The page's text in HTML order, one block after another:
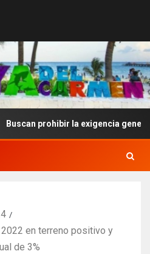
la exigencia generalizada
en terreno positivo y
de 3%